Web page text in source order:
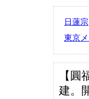
日蓮宗
東京
【
建。